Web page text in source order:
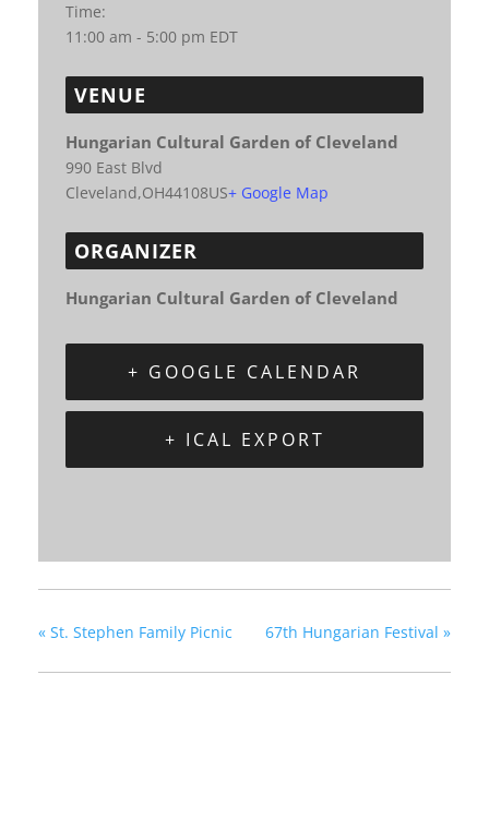
Time:
11:00 am - 5:00 pm EDT
VENUE
Hungarian Cultural Garden of Cleveland
990 East Blvd
Cleveland,OH44108US+ Google Map
ORGANIZER
Hungarian Cultural Garden of Cleveland
+ GOOGLE CALENDAR
+ ICAL EXPORT
« St. Stephen Family Picnic 67th Hungarian Festival »